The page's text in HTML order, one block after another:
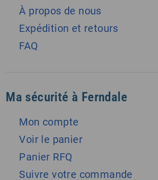
À propos de nous
Expédition et retours
FAQ
Ma sécurité à Ferndale
Mon compte
Voir le panier
Panier RFQ
Suivre votre commande